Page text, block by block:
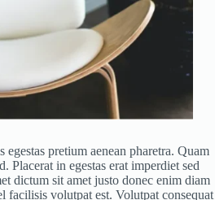
pretium aenean pharetra. Quam
Placerat in egestas erat imperdiet sed
dictum sit amet justo donec enim diam
facilisis volutpat est. Volutpat consequat